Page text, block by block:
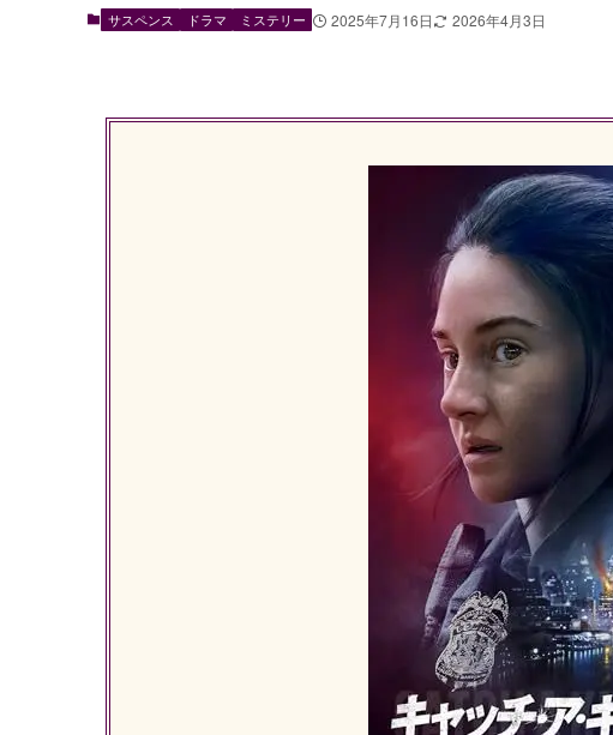
サスペンス ドラマ ミステリー 2025年7月16日 2026年4月3日